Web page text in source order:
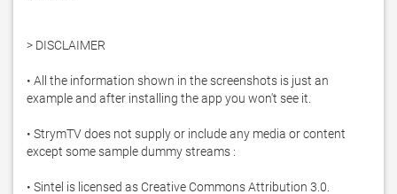
> DISCLAIMER
• All the information shown in the screenshots is just an
example and after installing the app you won't see it.
• StrymTV does not supply or include any media or content
except some sample dummy streams :
• Sintel is licensed as Creative Commons Attribution 3.0.